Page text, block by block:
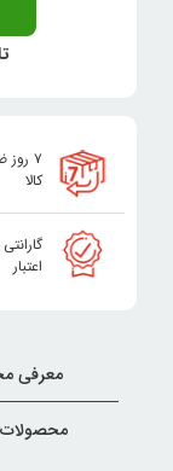
۷
کالا
اعتبار
معرفی